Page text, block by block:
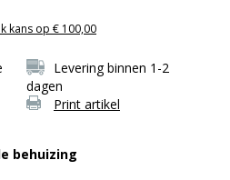
kans op € 100,00
Levering binnen 1-2
dagen
Print artikel
behuizing